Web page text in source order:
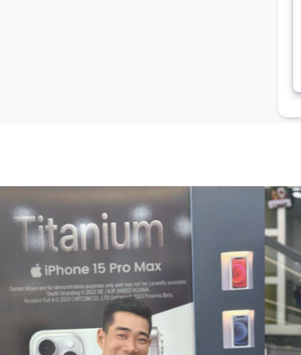
hình và kính lưng được vuốt tròn về 2 cạnh